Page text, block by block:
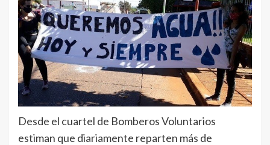
Desde el cuartel de Bomberos Voluntarios
estiman que diariamente reparten más de